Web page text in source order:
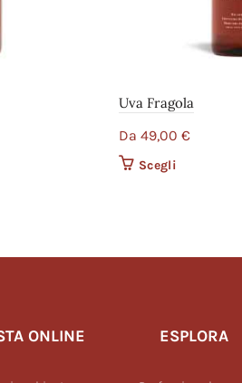
Uva Fragola
Da 49,00 €
Scegli
ONLINE ESPLORA